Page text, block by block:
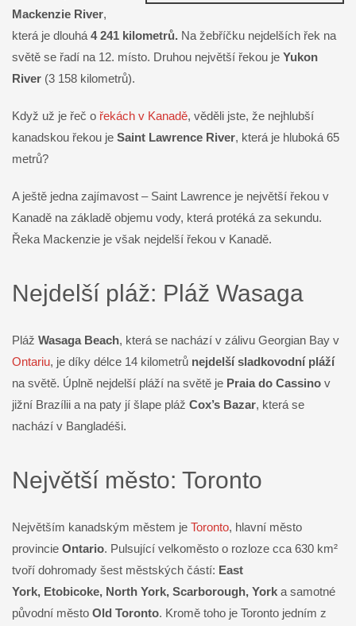
Mackenzie River,
která je dlouhá 4 241 kilometrů. Na žebříčku nejdelších řek na
světě se řadí na 12. místo. Druhou největší řekou je Yukon
River (3 158 kilometrů).
Když už je řeč o řekách v Kanadě, věděli jste, že nejhlubší
kanadskou řekou je Saint Lawrence River, která je hluboká 65
metrů?
A ještě jedna zajímavost – Saint Lawrence je největší řekou v
Kanadě na základě objemu vody, která protéká za sekundu.
Řeka Mackenzie je však nejdelší řekou v Kanadě.
Nejdelší pláž: Pláž Wasaga
Pláž Wasaga Beach, která se nachází v zálivu Georgian Bay v
Ontariu, je díky délce 14 kilometrů nejdelší sladkovodní pláží
na světě. Úplně nejdelší pláží na světě je Praia do Cassino v
jižní Brazílii a na paty jí šlape pláž Cox’s Bazar, která se
nachází v Bangladéši.
Největší město: Toronto
Největším kanadským městem je Toronto, hlavní město
provincie Ontario. Pulsující velkoměsto o rozloze cca 630 km²
tvoří dohromady šest městských částí: East
York, Etobicoke, North York, Scarborough, York a samotné
původní město Old Toronto. Kromě toho je Toronto jedním z